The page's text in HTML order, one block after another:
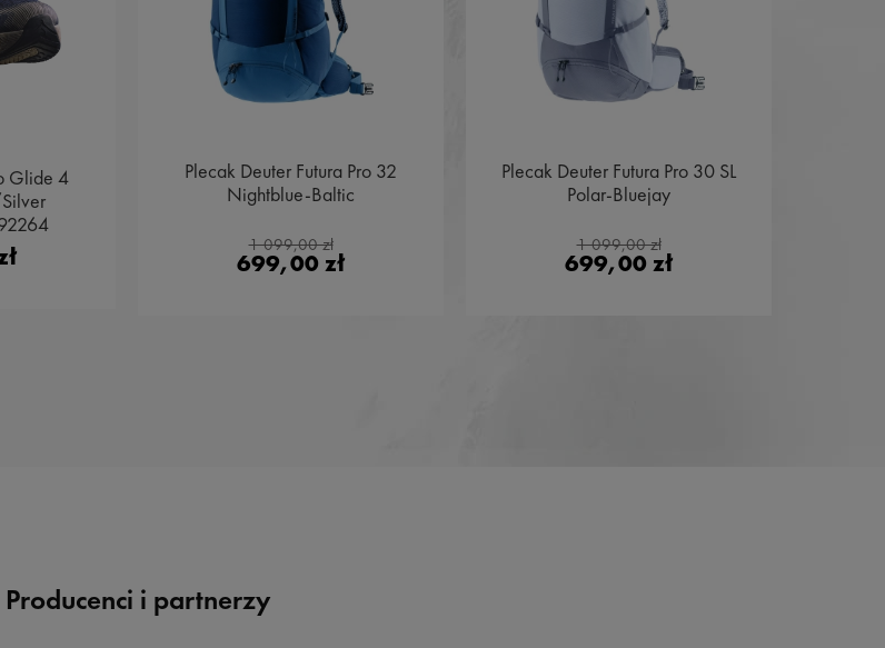
Glide 4
Plecak Deuter Futura Pro 32
Nightblue-Baltic
1 099,00 zł
699,00 zł
Plecak Deuter Futura Pro 30 SL
Polar-Bluejay
1 099,00 zł
699,00 zł
Producenci i partnerzy